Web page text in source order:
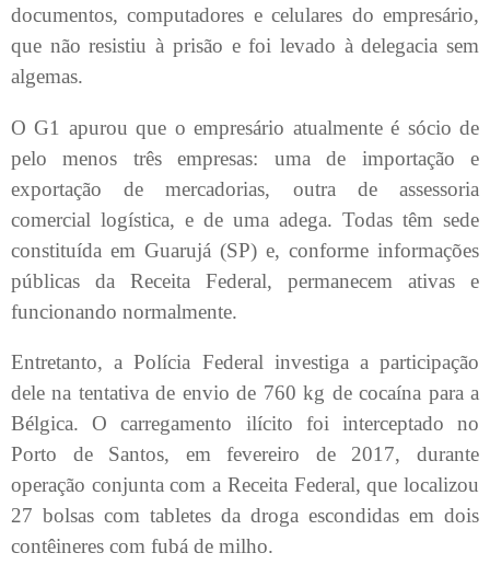
documentos, computadores e celulares do empresário,
que não resistiu à prisão e foi levado à delegacia sem
algemas.
O G1 apurou que o empresário atualmente é sócio de
pelo menos três empresas: uma de importação e
exportação de mercadorias, outra de assessoria
comercial logística, e de uma adega. Todas têm sede
constituída em Guarujá (SP) e, conforme informações
públicas da Receita Federal, permanecem ativas e
funcionando normalmente.
Entretanto, a Polícia Federal investiga a participação
dele na tentativa de envio de 760 kg de cocaína para a
Bélgica. O carregamento ilícito foi interceptado no
Porto de Santos, em fevereiro de 2017, durante
operação conjunta com a Receita Federal, que localizou
27 bolsas com tabletes da droga escondidas em dois
contêineres com fubá de milho.